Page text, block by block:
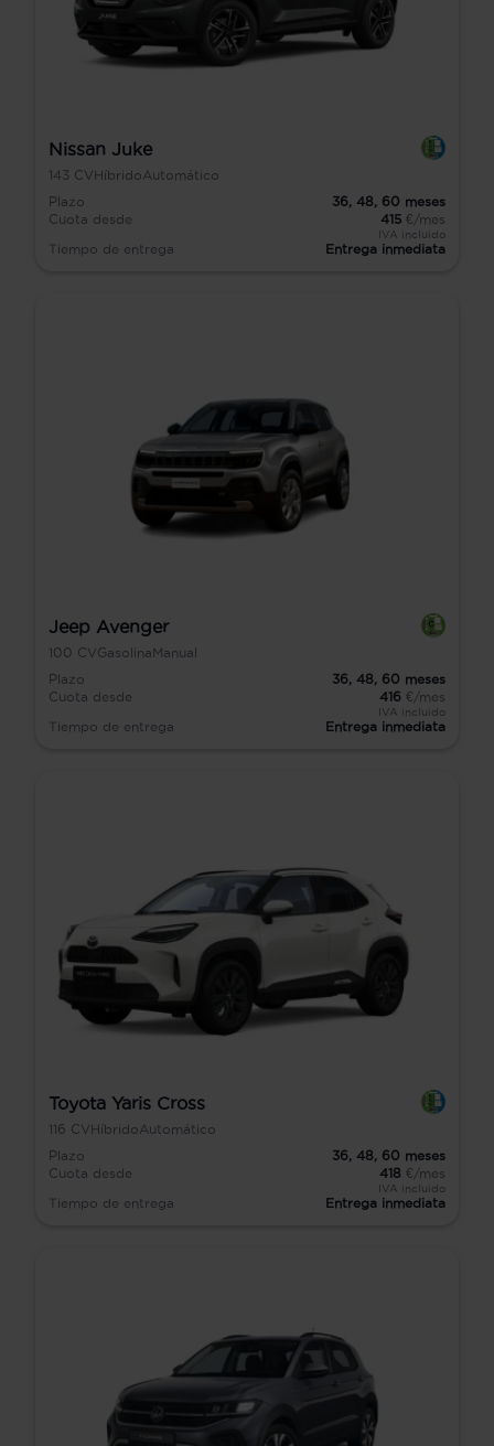
Nissan Juke
143 CVHíbridoAutomático
Plazo
36, 48, 60 meses
Cuota desde
415 €/mes
IVA incluido
Tiempo de entrega Entrega inmediata
Jeep Avenger
100 CVGasolinaManual
Plazo
36, 48, 60 meses
Cuota desde
416 €/mes
IVA incluido
Tiempo de entrega Entrega inmediata
Toyota Yaris Cross
116 CV HíbridoAutomático
Plazo
36, 48, 60 meses
Cuota desde
418 €/mes
IVA incluido
Tiempo de entrega Entrega inmediata